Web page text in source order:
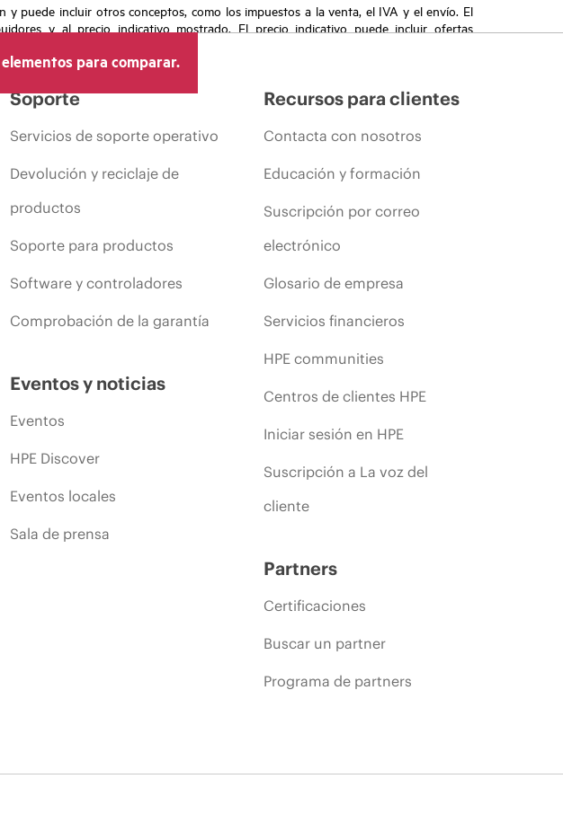
puede incluir otros conceptos, como los impuestos a la venta, el IVA y el envío. El
y al precio indicativo mostrado. El precio indicativo puede incluir ofertas
la vida útil y errores en los anuncios.
para comparar.
Soporte
Servicios de soporte operativo
Devolución y reciclaje de
productos
Soporte para productos
Software y controladores
Comprobación de la garantía
Eventos y noticias
Eventos
HPE Discover
Eventos locales
Sala de prensa
Recursos para clientes
Contacta con nosotros
Educación y formación
Suscripción por correo
electrónico
Glosario de empresa
Servicios financieros
HPE communities
Centros de clientes HPE
Iniciar sesión en HPE
Suscripción a La voz del
cliente
Partners
Certificaciones
Buscar un partner
Programa de partners